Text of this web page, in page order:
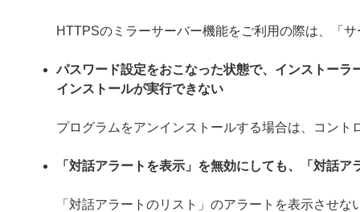
HTTPSのミラーサーバー機能をご利用の際は、「
パスワード設定をおこなった状態で、インストー
インストールが実行できない
プログラムをアンインストールする場合は、コン
「対話アラートを表示」を無効にしても、「対話
「対話アラートのリスト」のアラートを表示させ